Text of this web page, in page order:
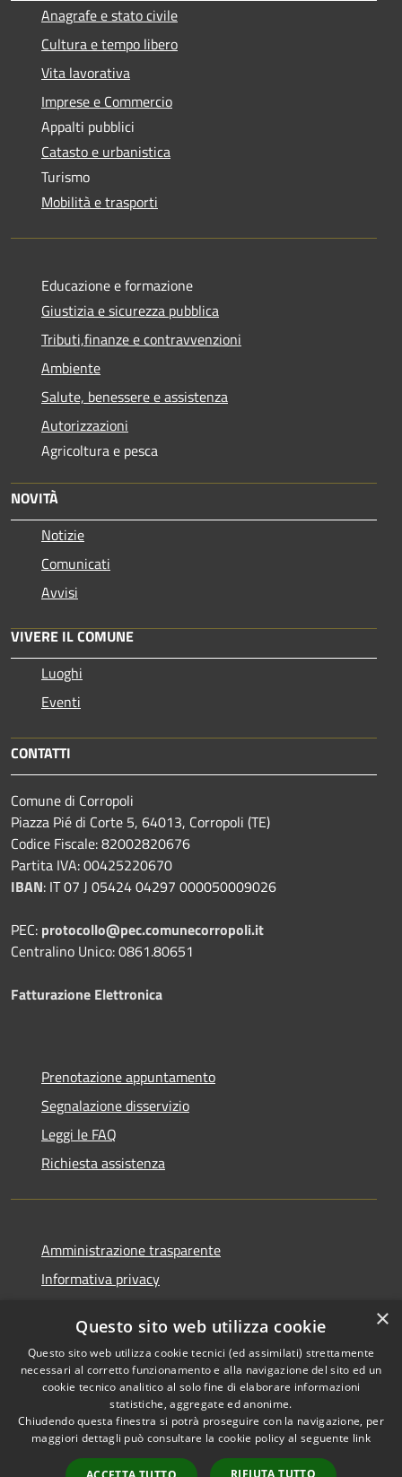
Anagrafe e stato civile
Cultura e tempo libero
Vita lavorativa
Imprese e Commercio
Appalti pubblici
Catasto e urbanistica
Turismo
Mobilità e trasporti
Educazione e formazione
Giustizia e sicurezza pubblica
Tributi,finanze e contravvenzioni
Ambiente
Salute, benessere e assistenza
Autorizzazioni
Agricoltura e pesca
NOVITÀ
Notizie
Comunicati
Avvisi
VIVERE IL COMUNE
Luoghi
Eventi
CONTATTI
Comune di Corropoli
Piazza Pié di Corte 5, 64013, Corropoli (TE)
Codice Fiscale: 82002820676
Partita IVA: 00425220670
IBAN: IT 07 J 05424 04297 000050009026
PEC: protocollo@pec.comunecorropoli.it
Centralino Unico: 0861.80651
Fatturazione Elettronica
Prenotazione appuntamento
Segnalazione disservizio
Leggi le FAQ
Richiesta assistenza
Amministrazione trasparente
Informativa privacy
Dichiarazione di accessibilità
RSS
Accessibilità
Copyright © 2026 • Comune di
Corropoli • Powered by
Municipium• Accesso
×
Questo sito web utilizza cookie
Questo sito web utilizza cookie tecnici (ed assimilati) strettamente
necessari al corretto funzionamento e alla navigazione del sito ed un
cookie tecnico analitico al solo fine di elaborare informazioni
statistiche, aggregate ed anonime.
Chiudendo questa finestra si potrà proseguire con la navigazione, per
maggiori dettagli può consultare la cookie policy al seguente link
RIFIUTA TUTTO